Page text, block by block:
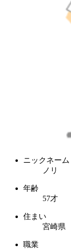
ニックネーム
ノリ
年齢
57才
住まい
宮崎県
職業